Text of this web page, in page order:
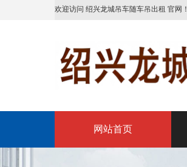
欢迎访问 绍兴龙城吊车随车吊出租 官网！
网站首页